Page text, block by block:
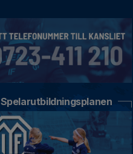
Spelarutbildningsplanen